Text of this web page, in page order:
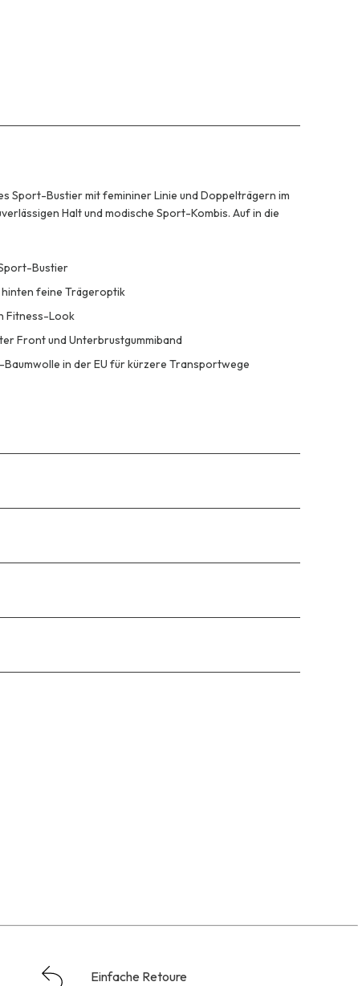
Sport-Bustier mit femininer Linie und Doppelträgern im
Halt und modische Sport-Kombis. Auf in die
Bustier
feine Trägeroptik
Fitness-Look
Front und Unterbrustgummiband
in der EU für kürzere Transportwege
Einfache Retoure